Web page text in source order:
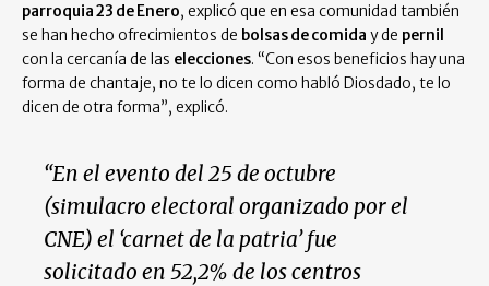
parroquia 23 de Enero, explicó que en esa comunidad también
se han hecho ofrecimientos de bolsas de comida y de pernil
con la cercanía de las elecciones. “Con esos beneficios hay una
forma de chantaje, no te lo dicen como habló Diosdado, te lo
dicen de otra forma”, explicó.
“En el evento del 25 de octubre
(simulacro electoral organizado por el
CNE) el ‘carnet de la patria’ fue
solicitado en 52,2% de los centros